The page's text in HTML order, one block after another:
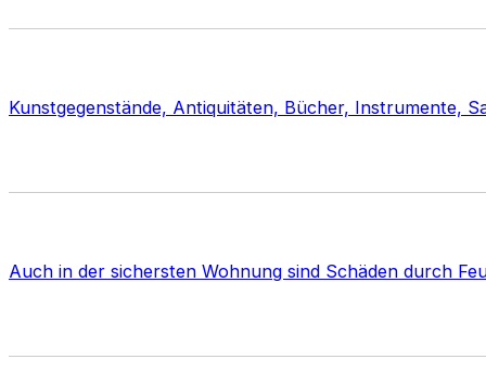
Kunstgegenstände, Antiquitäten, Bücher, Instrumente,
Auch in der sichersten Wohnung sind Schäden durch